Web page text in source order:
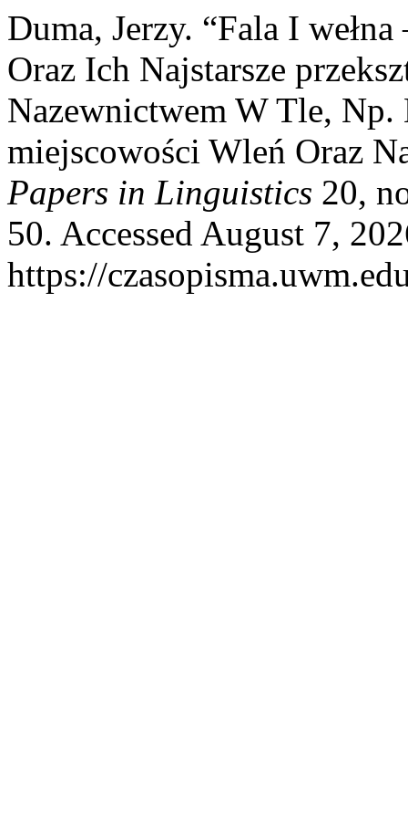
Duma, Jerzy. “Fala I
Oraz Ich Najstarsze
Nazewnictwem W Tle, Np.
miejscowości Wleń Oraz
Papers in Linguistics 20,
50. Accessed August 7,
https://